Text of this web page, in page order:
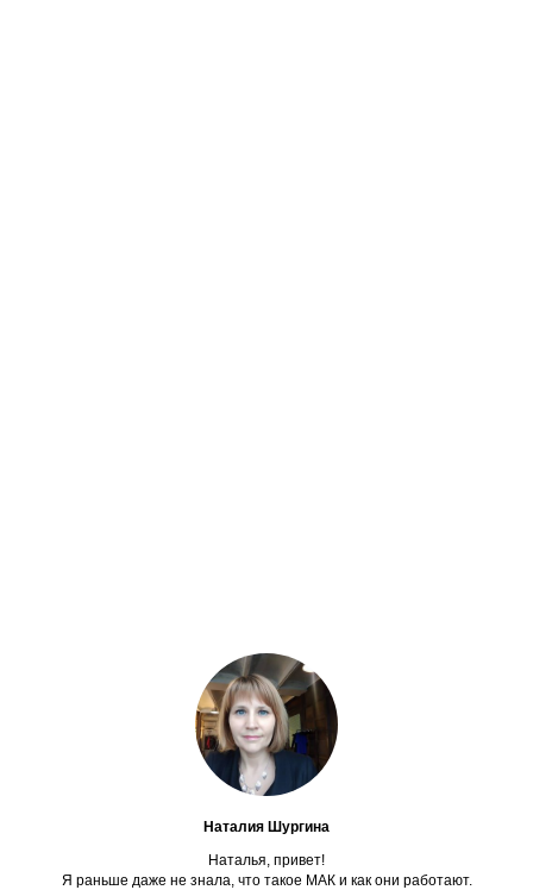
Наталия Шургина‎
Наталья, привет!
Я раньше даже не знала, что такое МАК и как они работают.